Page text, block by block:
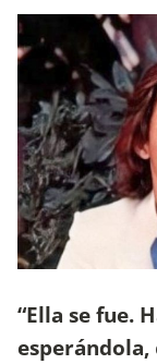
“Ella se fue.
esperándola,